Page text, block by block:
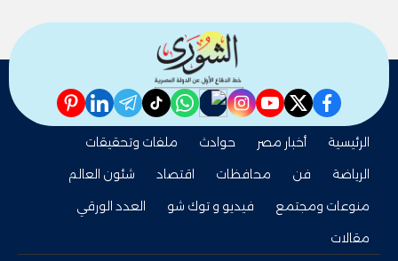
facebook
twitter
youtube
instagram
nabd
whatsapp
tiktok
telegram
linkedin
pinterest
الرئيسية أخبار مصر حوادث
ملفات وتحقيقات
الرياضة
فن محافظات اقتصاد
شئون العالم
منوعات ومجتمع
فيديو و توك شو
العدد الورقي
مقالات